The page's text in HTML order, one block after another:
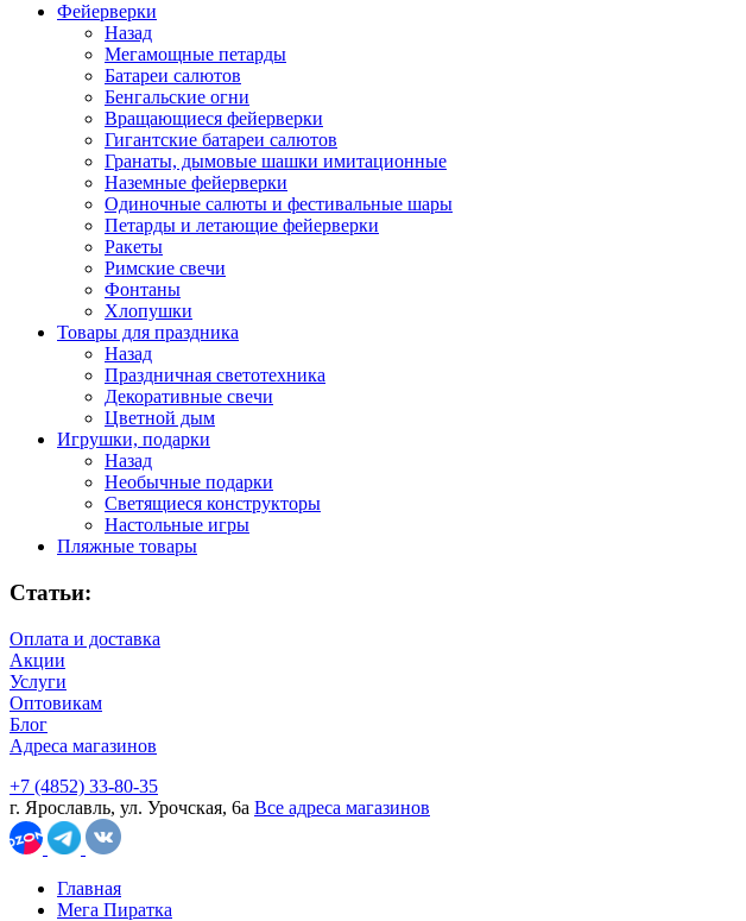
Фейерверки
Назад
Мегамощные петарды
Батареи салютов
Бенгальские огни
Вращающиеся фейерверки
Гигантские батареи салютов
Гранаты, дымовые шашки имитационные
Наземные фейерверки
Одиночные салюты и фестивальные шары
Петарды и летающие фейерверки
Ракеты
Римские свечи
Фонтаны
Хлопушки
Товары для праздника
Назад
Праздничная светотехника
Декоративные свечи
Цветной дым
Игрушки, подарки
Назад
Необычные подарки
Светящиеся конструкторы
Настольные игры
Пляжные товары
Статьи:
Оплата и доставка
Акции
Услуги
Оптовикам
Блог
Адреса магазинов
+7 (4852) 33-80-35
г. Ярославль, ул. Урочская, 6а Все адреса магазинов
Главная
Мега Пиратка